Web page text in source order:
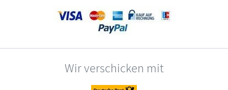
Wir verschicken mit